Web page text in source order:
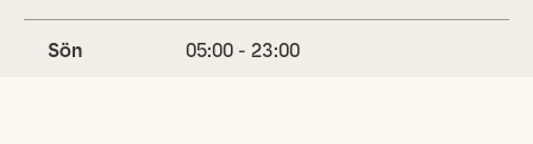
Sön 05:00 - 23:00